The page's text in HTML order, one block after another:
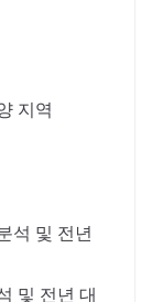
지역
석 및 전년
및 전년 대